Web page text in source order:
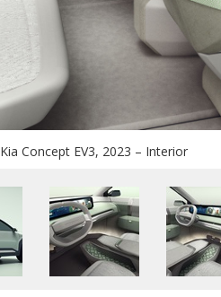
Kia Concept EV3, 2023 – Interior